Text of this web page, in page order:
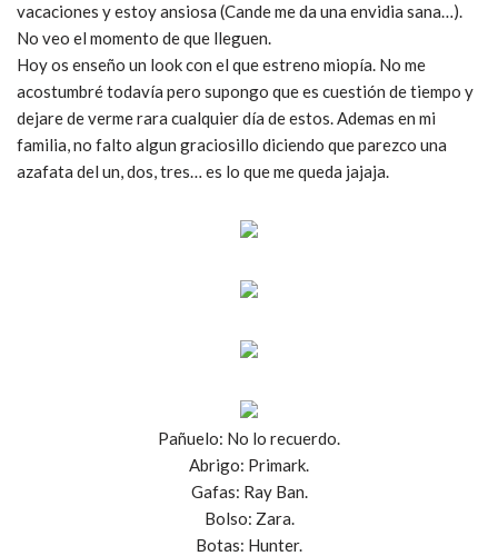
vacaciones y estoy ansiosa (Cande me da una envidia sana…).
No veo el momento de que lleguen.
Hoy os enseño un look con el que estreno miopía. No me
acostumbré todavía pero supongo que es cuestión de tiempo y
dejare de verme rara cualquier día de estos. Ademas en mi
familia, no falto algun graciosillo diciendo que parezco una
azafata del un, dos, tres… es lo que me queda jajaja.
Pañuelo: No lo recuerdo.
Abrigo: Primark.
Gafas: Ray Ban.
Bolso: Zara.
Botas: Hunter.